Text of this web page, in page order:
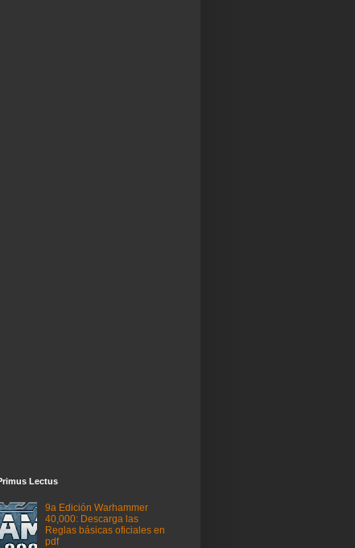
Lectus
9a Edición Warhammer
40,000: Descarga las
Reglas básicas oficiales en
pdf